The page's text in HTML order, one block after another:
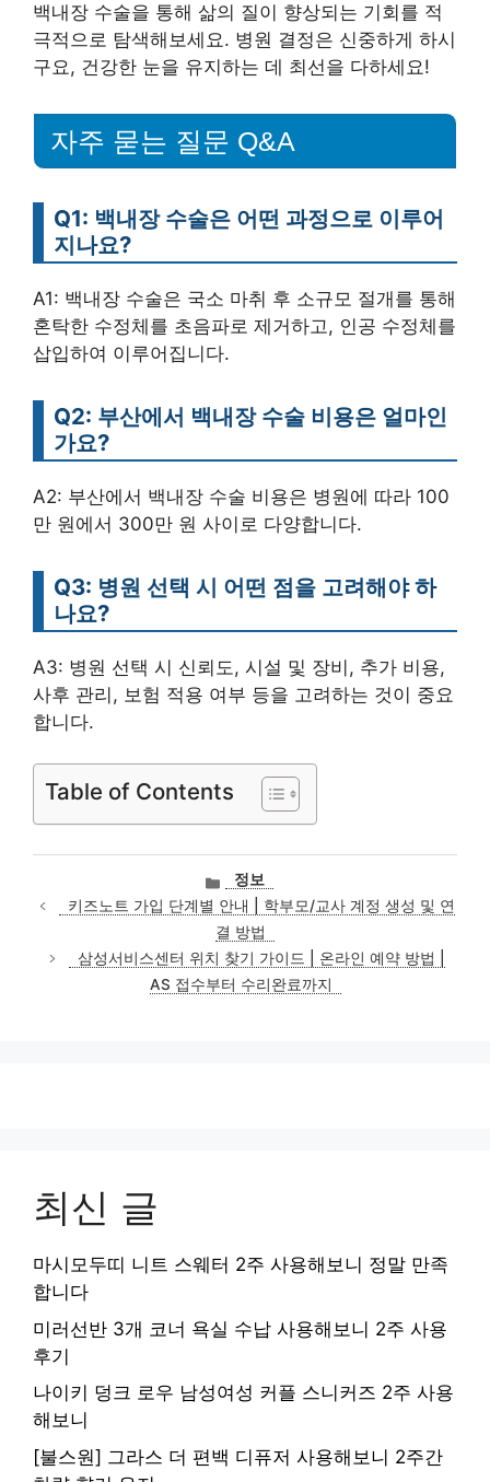
백내장 수술을 통해 삶의 질이 향상되는 기회를 적
극적으로 탐색해보세요. 병원 결정은 신중하게 하시
구요, 건강한 눈을 유지하는 데 최선을 다하세요!
자주 묻는 질문 Q&A
Q1: 백내장 수술은 어떤 과정으로 이루어
지나요?
A1: 백내장 수술은 국소 마취 후 소규모 절개를 통해
혼탁한 수정체를 초음파로 제거하고, 인공 수정체를
삽입하여 이루어집니다.
Q2: 부산에서 백내장 수술 비용은 얼마인
가요?
A2: 부산에서 백내장 수술 비용은 병원에 따라 100
만 원에서 300만 원 사이로 다양합니다.
Q3: 병원 선택 시 어떤 점을 고려해야 하
나요?
A3: 병원 선택 시 신뢰도, 시설 및 장비, 추가 비용,
사후 관리, 보험 적용 여부 등을 고려하는 것이 중요
합니다.
Table of Contents
카
테
고
리
정보
키즈노트 가입 단계별 안내 | 학부모/교사 계정 생성 및 연
결 방법
삼성서비스센터 위치 찾기 가이드 | 온라인 예약 방법 |
AS 접수부터 수리완료까지
최신 글
마시모두띠 니트 스웨터 2주 사용해보니 정말 만족
합니다
미러선반 3개 코너 욕실 수납 사용해보니 2주 사용
후기
나이키 덩크 로우 남성여성 커플 스니커즈 2주 사용
해보니
[불스원] 그라스 더 편백 디퓨저 사용해보니 2주간